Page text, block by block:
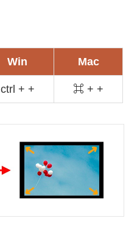
Win Mac
ctrl + + ⌘ + +